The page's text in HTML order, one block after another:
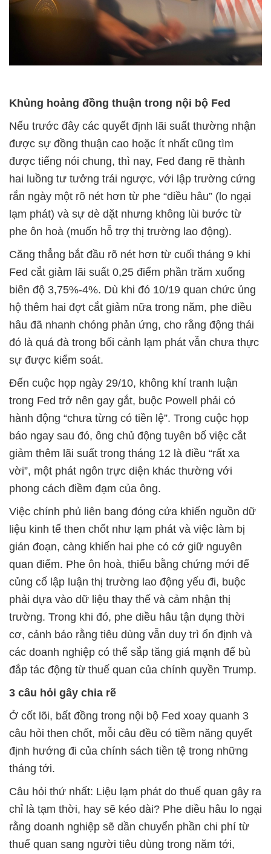
Khủng hoảng đồng thuận trong nội bộ Fed
Nếu trước đây các quyết định lãi suất thường nhận
được sự đồng thuận cao hoặc ít nhất cũng tìm
được tiếng nói chung, thì nay, Fed đang rẽ thành
hai luồng tư tưởng trái ngược, với lập trường cứng
rắn ngày một rõ nét hơn từ phe “diều hâu” (lo ngại
lạm phát) và sự dè dặt nhưng không lùi bước từ
phe ôn hoà (muốn hỗ trợ thị trường lao động).
Căng thẳng bắt đầu rõ nét hơn từ cuối tháng 9 khi
Fed cắt giảm lãi suất 0,25 điểm phần trăm xuống
biên độ 3,75%-4%. Dù khi đó 10/19 quan chức ủng
hộ thêm hai đợt cắt giảm nữa trong năm, phe diều
hâu đã nhanh chóng phản ứng, cho rằng động thái
đó là quá đà trong bối cảnh lạm phát vẫn chưa thực
sự được kiểm soát.
Đến cuộc họp ngày 29/10, không khí tranh luận
trong Fed trở nên gay gắt, buộc Powell phải có
hành động “chưa từng có tiền lệ”. Trong cuộc họp
báo ngay sau đó, ông chủ động tuyên bố việc cắt
giảm thêm lãi suất trong tháng 12 là điều “rất xa
vời”, một phát ngôn trực diện khác thường với
phong cách điềm đạm của ông.
Việc chính phủ liên bang đóng cửa khiến nguồn dữ
liệu kinh tế then chốt như lạm phát và việc làm bị
gián đoạn, càng khiến hai phe có cớ giữ nguyên
quan điểm. Phe ôn hoà, thiếu bằng chứng mới để
củng cố lập luận thị trường lao động yếu đi, buộc
phải dựa vào dữ liệu thay thế và cảm nhận thị
trường. Trong khi đó, phe diều hâu tận dụng thời
cơ, cảnh báo rằng tiêu dùng vẫn duy trì ổn định và
các doanh nghiệp có thể sắp tăng giá mạnh để bù
đắp tác động từ thuế quan của chính quyền Trump.
3 câu hỏi gây chia rẽ
Ở cốt lõi, bất đồng trong nội bộ Fed xoay quanh 3
câu hỏi then chốt, mỗi câu đều có tiềm năng quyết
định hướng đi của chính sách tiền tệ trong những
tháng tới.
Câu hỏi thứ nhất: Liệu lạm phát do thuế quan gây ra
chỉ là tạm thời, hay sẽ kéo dài? Phe diều hâu lo ngại
rằng doanh nghiệp sẽ dần chuyển phần chi phí từ
thuế quan sang người tiêu dùng trong năm tới,